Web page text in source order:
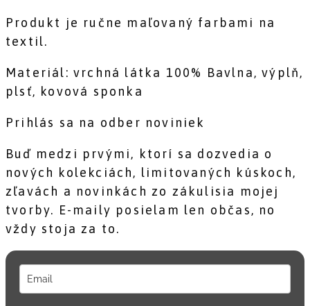
Produkt je ručne maľovaný farbami na
textil.
Materiál: vrchná látka 100% Bavlna, výplň,
plsť, kovová sponka
Prihlás sa na odber noviniek
Buď medzi prvými, ktorí sa dozvedia o
nových kolekciách, limitovaných kúskoch,
zľavách a novinkách zo zákulisia mojej
tvorby. E-maily posielam len občas, no
vždy stoja za to.